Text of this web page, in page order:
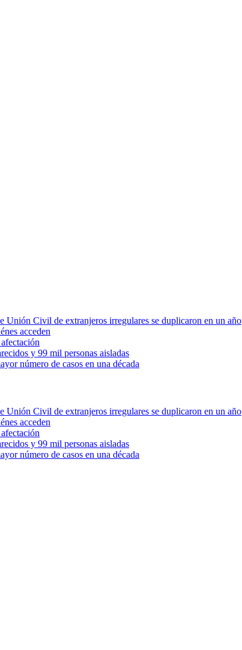
Unión Civil de extranjeros irregulares se duplicaron en un año
acceden
y 99 mil personas aisladas
número de casos en una década
Unión Civil de extranjeros irregulares se duplicaron en un año
acceden
y 99 mil personas aisladas
número de casos en una década